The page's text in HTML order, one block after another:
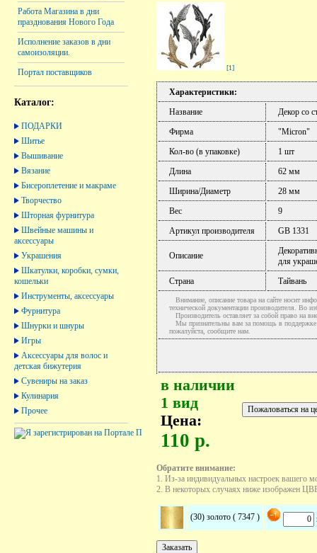
Работа Магазина в дни
празднования Нового Года
Исполнение заказов в дни
самоизоляции.
Портал поставщиков
Каталог:
ПОДАРКИ
Шитье
Вышивание
Вязание
Бисероплетение и макраме
Творчество
Шторная фурнитура
Швейные машины и
аксессуары
Украшения
Шкатулки, коробки, сумки,
кошельки
Инструменты, аксессуары
Фурнитура
Шнурки и шнуры
Игры
Аксессуары для волос и
детская бижутерия
Сувениры на заказ
Кулинария
Прочее
[1]
Характеристики:
Название
Декор со
Фирма
"Micron"
Кол-во (в упаковке)
1 шт
Длина
62 мм
Ширина/Диаметр
28 мм
Вес
9
Артикул производителя
GB 1331
Описание
для
Страна
Тайвань
Внимание, описание товара на сайте носит
технической документации производителя. Во
Производитель оставляет за собой право на
Мы признательны вам за помощь в поддержке
пожалуйста, сообщите нам.
в наличии
1 вид
Цена:
110 р.
Обратите внимание:
1. Из-за индивидуальных настроек вашего
2. В некоторых случаях ниже изображен
(30) золото ( 7347 )